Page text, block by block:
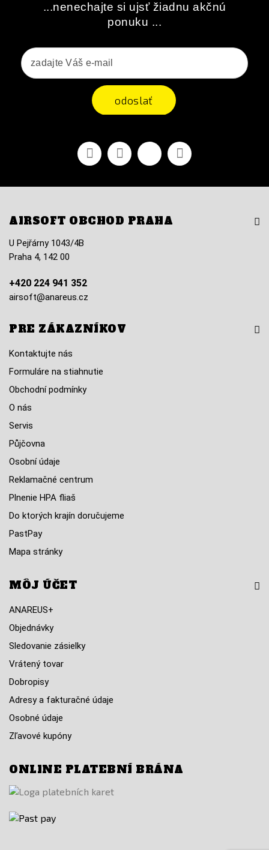
...nenechajte si ujsť žiadnu akčnú
ponuku ...
odoslať
FacebookYoutubeVimeo Instagram
AIRSOFT OBCHOD PRAHA
U Pejřárny 1043/4B
Praha 4, 142 00
+420 224 941 352
airsoft@anareus.cz
PRE ZÁKAZNÍKOV
Kontaktujte nás
Formuláre na stiahnutie
Obchodní podmínky
O nás
Servis
Půjčovna
Osobní údaje
Reklamačné centrum
Plnenie HPA fliaš
Do ktorých krajín doručujeme
PastPay
Mapa stránky
MÔJ ÚČET
ANAREUS+
Objednávky
Sledovanie zásielky
Vrátený tovar
Dobropisy
Adresy a fakturačné údaje
Osobné údaje
Zľavové kupóny
ONLINE PLATEBNÍ BRÁNA